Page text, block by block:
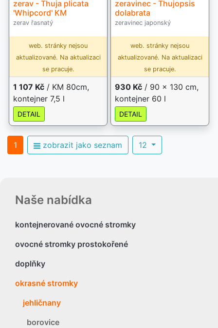
Naše nabídka
kontejnerované ovocné stromky
ovocné stromky prostokořené
doplňky
okrasné stromky
jehličnany
borovice
zerav - Thuja plicata
'Whipcord' KM
zerav řasnatý
web. stránky nejsou
aktualizované. Na aktualizaci
se pracuje.
1 107 Kč / KM 80cm,
kontejner 7,5 l
DETAIL
zeravinec - Thujopsis
dolabrata
zeravinec japonský
web. stránky nejsou
aktualizované. Na aktualizaci
se pracuje.
930 Kč / 90 x 130 cm,
kontejner 60 l
DETAIL
1 zobrazit jako seznam 12